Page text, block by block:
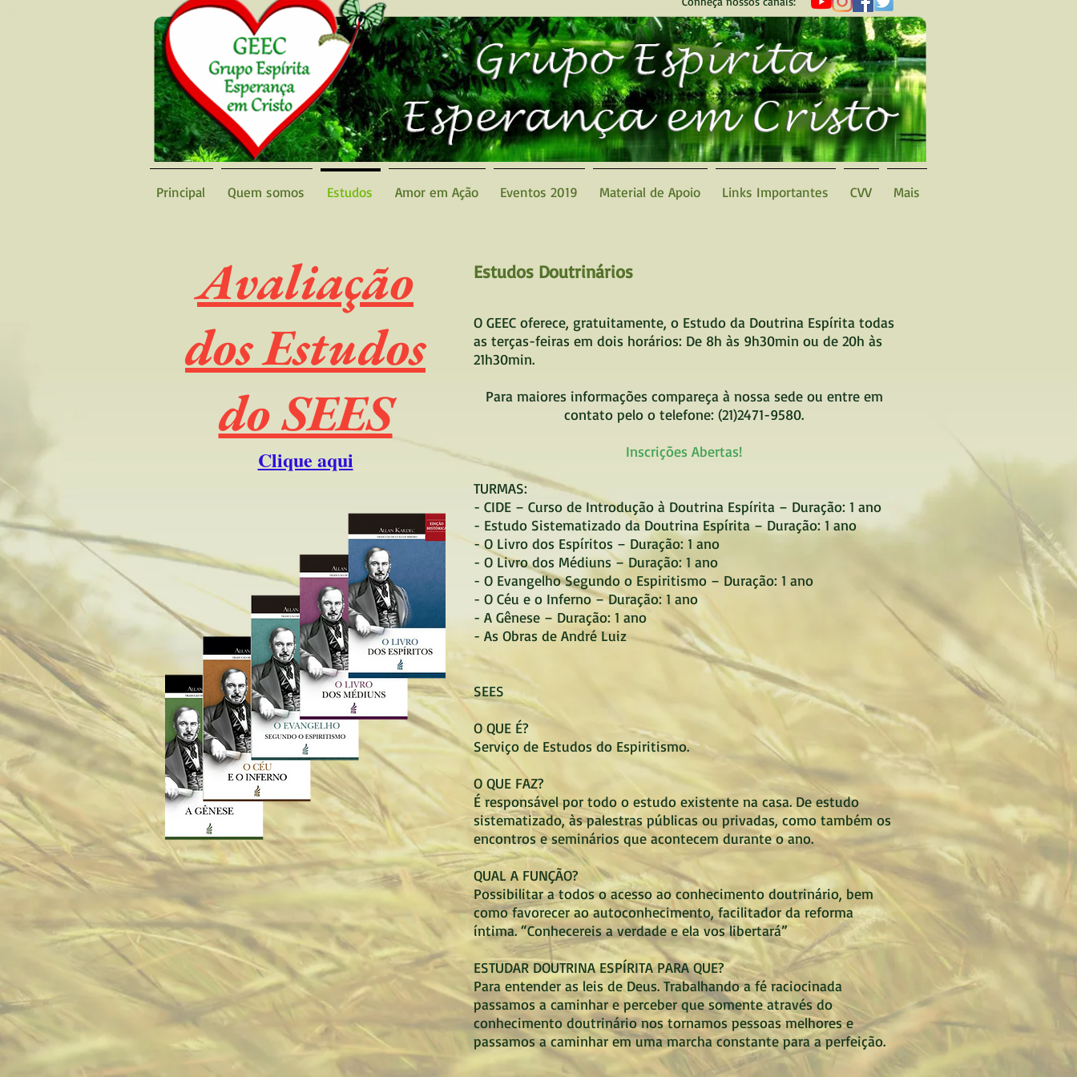
Principal Quem somos Estudos Amor em Ação Eventos 2019 Material de Apoio Links Importantes CVV Mais
Avaliação
dos Estudos
do SEES
Clique aqui
Estudos Doutrinários
O GEEC oferece, gratuitamente, o Estudo da Doutrina Espírita todas
as terças-feiras em dois horários: De 8h às 9h30min ou de 20h às
21h30min.
Para maiores informações compareça à nossa sede ou entre em
contato pelo o telefone: (21)2471-9580.
Inscrições Abertas!
TURMAS:
- CIDE – Curso de Introdução à Doutrina Espírita – Duração: 1 ano
- Estudo Sistematizado da Doutrina Espírita – Duração: 1 ano
- O Livro dos Espíritos – Duração: 1 ano
- O Livro dos Médiuns – Duração: 1 ano
- O Evangelho Segundo o Espiritismo – Duração: 1 ano
- O Céu e o Inferno – Duração: 1 ano
- A Gênese – Duração: 1 ano
- As Obras de André Luiz
SEES
O QUE É?
Serviço de Estudos do Espiritismo.
O QUE FAZ?
É responsável por todo o estudo existente na casa. De estudo
sistematizado, às palestras públicas ou privadas, como também os
encontros e seminários que acontecem durante o ano.
QUAL A FUNÇÃO?
Possibilitar a todos o acesso ao conhecimento doutrinário, bem
como favorecer ao autoconhecimento, facilitador da reforma
íntima. “Conhecereis a verdade e ela vos libertará”
ESTUDAR DOUTRINA ESPÍRITA PARA QUE?
Para entender as leis de Deus. Trabalhando a fé raciocinada
passamos a caminhar e perceber que somente através do
conhecimento doutrinário nos tornamos pessoas melhores e
passamos a caminhar em uma marcha constante para a perfeição.